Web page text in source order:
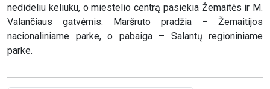
nedideliu keliuku, o miestelio centrą pasiekia Žemaitės ir M.
Valančiaus gatvėmis. Maršruto pradžia – Žemaitijos
nacionaliniame parke, o pabaiga – Salantų regioniniame
parke.